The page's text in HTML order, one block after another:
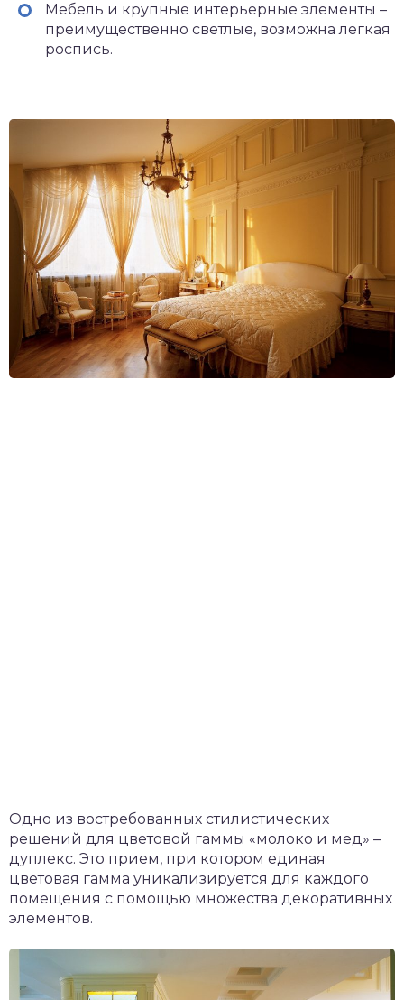
Мебель и крупные интерьерные элементы –
преимущественно светлые, возможна легкая
роспись.
Одно из востребованных стилистических
решений для цветовой гаммы «молоко и мед» –
дуплекс. Это прием, при котором единая
цветовая гамма уникализируется для каждого
помещения с помощью множества декоративных
элементов.